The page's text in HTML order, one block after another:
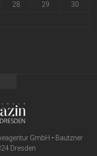
28 29
30
GmbH • Bautzner
Dresden